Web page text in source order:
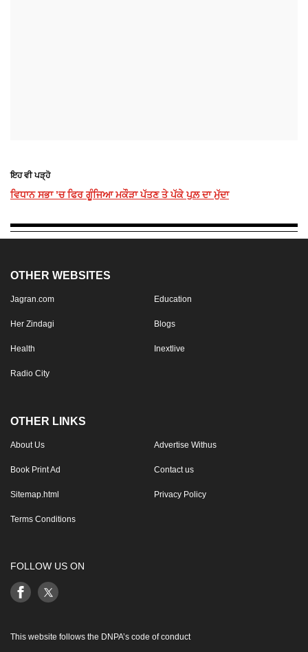
ਇਹ ਵੀ ਪੜ੍ਹੋ
ਵਿਧਾਨ ਸਭਾ ’ਚ ਫਿਰ ਗੂੰਜਿਆ ਮਕੌੜਾ ਪੱਤਣ ਤੇ ਪੱਕੇ ਪੁਲ਼ ਦਾ ਮੁੱਦਾ
OTHER WEBSITES
Jagran.com Education
Her Zindagi Blogs
Health Inextlive
Radio City
OTHER LINKS
About Us Advertise Withus
Book Print Ad Contact us
Sitemap.html Privacy Policy
Terms Conditions
FOLLOW US ON
This website follows the DNPA’s code of conduct